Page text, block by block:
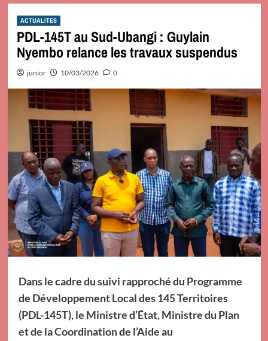
ACTUALITES
PDL-145T au Sud-Ubangi : Guylain
Nyembo relance les travaux suspendus
junior 10/03/2026 0
Dans le cadre du suivi rapproché du Programme
de Développement Local des 145 Territoires
(PDL-145T), le Ministre d’État, Ministre du Plan
et de la Coordination de l’Aide au